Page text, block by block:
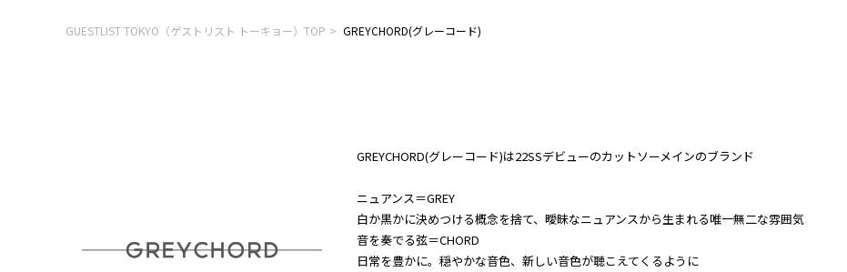
GUESTLIST TOKYO（ゲストリスト トーキョー）TOP GREYCHORD(グレーコード)
GREYCHORD(グレーコード)は22SSデビューのカットソーメインのブランド
ニュアンス＝GREY
白か黒かに決めつける概念を捨て、曖昧なニュアンスから生まれる唯一無二な雰囲気
音を奏でる弦＝CHORD
日常を豊かに。穏やかな音色、新しい音色が聴こえてくるように